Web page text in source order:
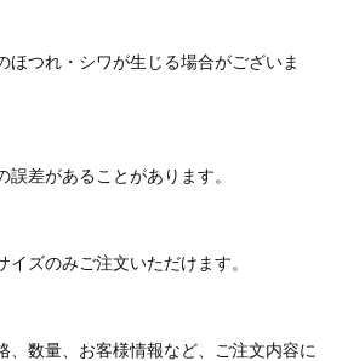
つれ・シワが生じる場合がございま
差があることがあります。
ズのみご注文いただけます。
数量、お客様情報など、ご注文内容に